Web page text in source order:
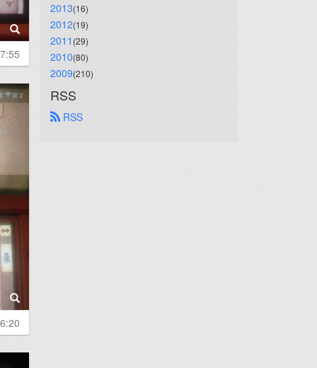
2013(16)
2012(19)
2011 (29)
2010(80)
2009(210)
RSS
RSS